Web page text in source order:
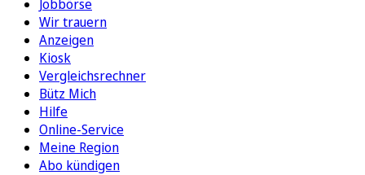
Jobbörse
Wir trauern
Anzeigen
Kiosk
Vergleichsrechner
Bütz Mich
Hilfe
Online-Service
Meine Region
Abo kündigen